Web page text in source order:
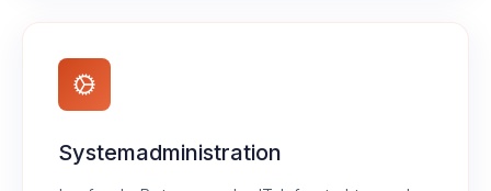
Systemadministration